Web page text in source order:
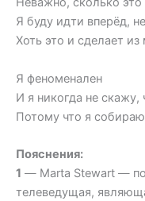
Я буду идти вперёд,
Хоть это и сделает
Я феноменален
И я никогда не скажу,
Потому что я
Пояснения:
1 — Marta Stewart —
телеведущая,